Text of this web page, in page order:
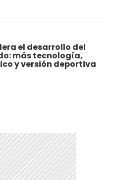
el desarrollo del
más tecnología,
y versión deportiva